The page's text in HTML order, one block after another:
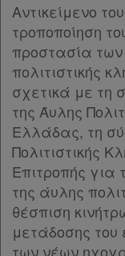
Αντικείμενο
τροποποίηση
προστασία των
πολιτιστικής
σχετικά με τη
της Άυλης
Ελλάδας, τη
Πολιτιστικής
Επιτροπής για
της άυλης
θέσπιση
μετάδοσης του
των νέων